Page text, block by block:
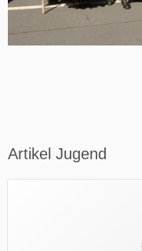
Artikel Jugend